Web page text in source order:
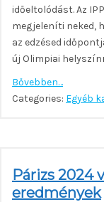
időeltolódást. Az
megjeleníti neked,
az edzésed
új Olimpiai
Bővebben…
Categories: Egyéb
Párizs 2024
eredmények